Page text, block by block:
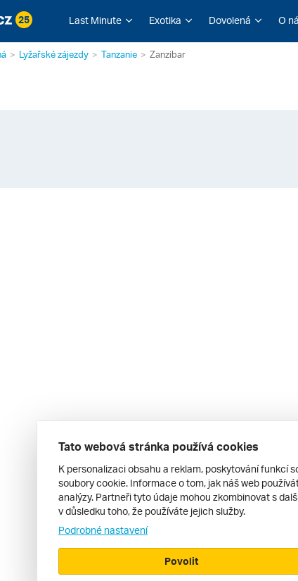
25 Last Minute Exotika Dovolená O
Lyžařské zájezdy Tanzanie Zanzibar
Tato webová stránka používá cookies
K personalizaci obsahu a reklam, poskytování funkcí
soubory cookie. Informace o tom, jak náš web
analýzy. Partneři tyto údaje mohou zkombinovat s
v důsledku toho, že používáte jejich služby.
Podrobné nastavení
Povolit